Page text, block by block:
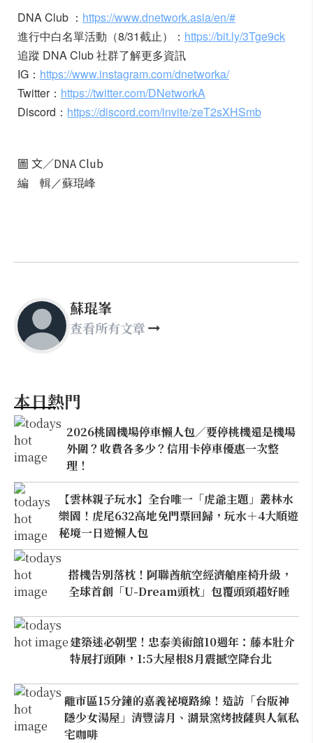
DNA Club ： https://www.dnetwork.asia/en/#
進行中白名單活動（8/31截止）： https://bit.ly/3Tge9ck
追蹤 DNA Club 社群了解更多資訊
IG： https://www.instagram.com/dnetworka/
Twitter： https://twitter.com/DNetworkA
Discord： https://discord.com/invite/zeT2sXHSmb
圖 文／DNA Club
編 輯／蘇琨峰
蘇琨峯
查看所有文章
本日熱門
2026桃園機場停車懶人包／要停桃機還是機場
外圍？收費各多少？信用卡停車優惠一次整
理！
【雲林親子玩水】全台唯一「虎爺主題」叢林水
樂園！虎尾632高地免門票回歸，玩水＋4大順遊
秘境一日遊懶人包
搭機告別落枕！阿聯酋航空經濟艙座椅升級，
全球首創「U-Dream頭枕」包覆頭頸超好睡
建築迷必朝聖！忠泰美術館10週年：藤本壯介
特展打頭陣，1:5大屋根8月震撼空降台北
離市區15分鐘的嘉義祕境路線！造訪「台版神
隱少女湯屋」清豐濤月、湖景窯烤披薩與人氣私
宅咖啡